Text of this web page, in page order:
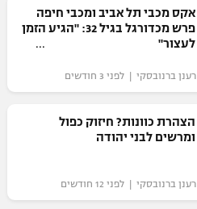
אקס מכבי תל אביב ומכבי חיפה
פרש מכדורגל בגיל 32: "הגיע הזמן
לעצור"
רענן ברנובסקי | לפני 3 חודשים
הצהרת כוונות? חיזוק כפול
ומרשים לבני יהודה
רענן ברנובסקי | לפני 12 חודשים